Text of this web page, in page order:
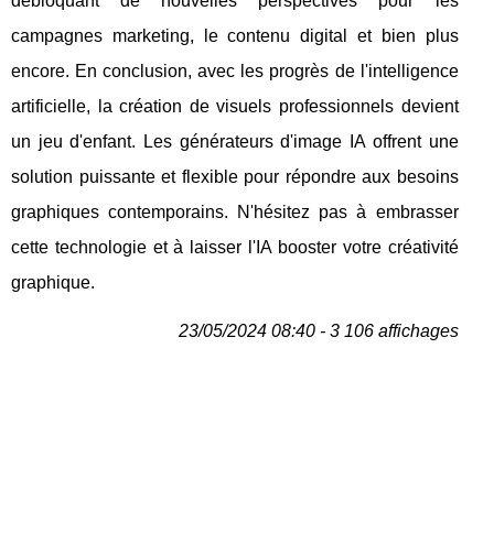
campagnes marketing, le contenu digital et bien plus
encore. En conclusion, avec les progrès de l'intelligence
artificielle, la création de visuels professionnels devient
un jeu d'enfant. Les générateurs d'image IA offrent une
solution puissante et flexible pour répondre aux besoins
graphiques contemporains. N'hésitez pas à embrasser
cette technologie et à laisser l'IA booster votre créativité
graphique.
23/05/2024 08:40 - 3 106 affichages